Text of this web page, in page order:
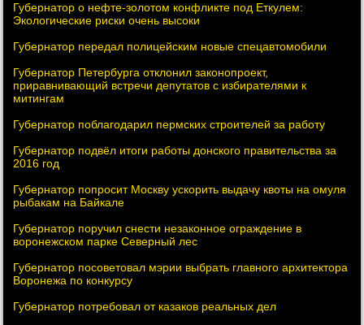
Губернатор о нефте-золотом конфликте под Еткулем:
Экологические риски очень высоки
Губернатор передал полицейским новые спецавтомобили
Губернатор Петербурга отклонил законопроект,
приравнивающий встречи депутатов с избирателями к
митингам
Губернатор поблагодарил пермских строителей за работу
Губернатор подвёл итоги работы донского правительства за
2016 год
Губернатор попросит Москву ускорить выдачу квоты на омуля
рыбакам на Байкале
Губернатор поручил снести незаконное ограждение в
воронежском парке Северный лес
Губернатор посоветовал мэрии выбрать главного архитектора
Воронежа по конкурсу
Губернатор потребовал от казаков реальных дел